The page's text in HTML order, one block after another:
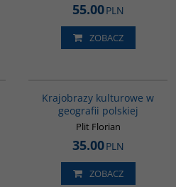
55.00PLN
ZOBACZ
Krajobrazy kulturowe w
geografii polskiej
Plit Florian
35.00PLN
ZOBACZ